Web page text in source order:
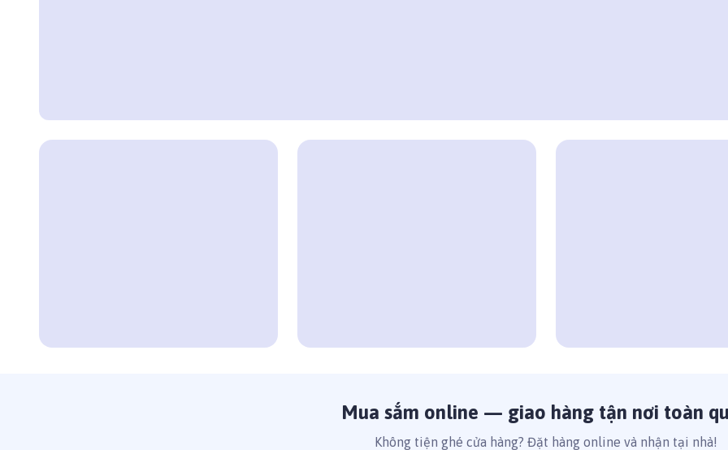
Mua sắm online — giao hàng tận nơi toàn
Không tiện ghé cửa hàng? Đặt hàng online và nhận tại nhà!